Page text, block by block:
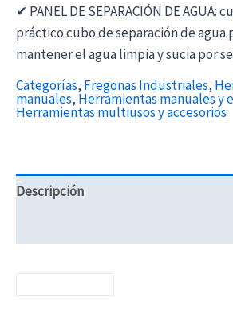
✔ PANEL DE SEPARACIÓN DE AGUA:
práctico cubo de separación de agua
mantener el agua limpia y sucia por
Categorías, Fregonas Industriales,
manuales, Herramientas manuales y
Herramientas multiusos y accesorios
Descripción